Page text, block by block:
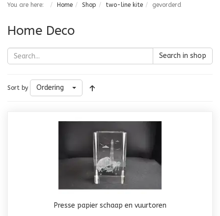
You are here: Home Shop two-line kite gevorderd
Home Deco
Search in shop
Sort by Ordering
Presse papier schaap en vuurtoren